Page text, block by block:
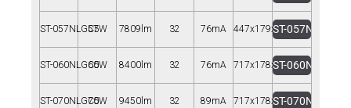
ST-057NLGC5
57W 7809lm 32 76mA 447x179x77ST-057NLGC5
ST-060NLGC5
60W 8400lm 32 76mA 717x178x99ST-060NLGC5
ST-070NLGC5
70W 9450lm 32 89mA 717x178x99ST-070NLGC5